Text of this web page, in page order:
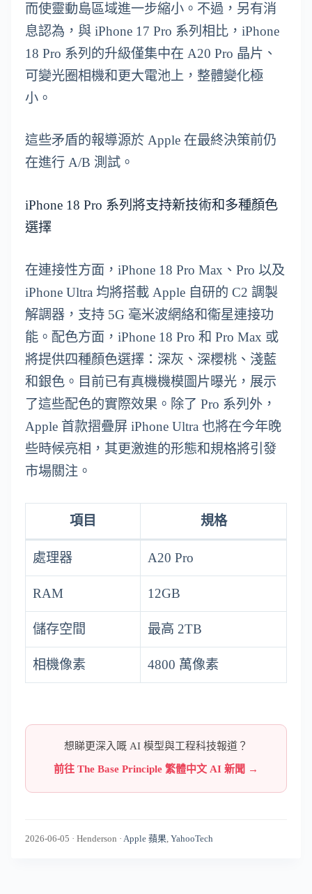
而使靈動島區域進一步縮小。不過，另有消
息認為，與 iPhone 17 Pro 系列相比，iPhone
18 Pro 系列的升級僅集中在 A20 Pro 晶片、
可變光圈相機和更大電池上，整體變化極
小。
這些矛盾的報導源於 Apple 在最終決策前仍
在進行 A/B 測試。
iPhone 18 Pro 系列將支持新技術和多種顏色
選擇
在連接性方面，iPhone 18 Pro Max、Pro 以及
iPhone Ultra 均將搭載 Apple 自研的 C2 調製
解調器，支持 5G 毫米波網絡和衞星連接功
能。配色方面，iPhone 18 Pro 和 Pro Max 或
將提供四種顏色選擇：深灰、深櫻桃、淺藍
和銀色。目前已有真機機模圖片曝光，展示
了這些配色的實際效果。除了 Pro 系列外，
Apple 首款摺疊屏 iPhone Ultra 也將在今年晚
些時候亮相，其更激進的形態和規格將引發
市場關注。
項目 規格
處理器 A20 Pro
RAM 12GB
儲存空間 最高 2TB
相機像素 4800 萬像素
想睇更深入嘅 AI 模型與工程科技報道？
前往 The Base Principle 繁體中文 AI 新聞 →
2026-06-05 · Henderson · Apple 蘋果 YahooTech